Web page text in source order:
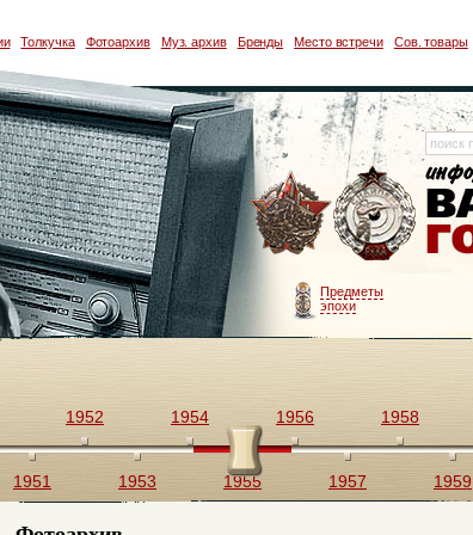
Толкучка Фотоархив Муз. архив Бренды Место встречи Сов. товары
Предметы
эпохи
1951
1952
1953
1954
1955
1956
1957
1958
1959